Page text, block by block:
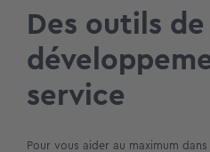
Des outils de
service
Pour vous aider au maximum